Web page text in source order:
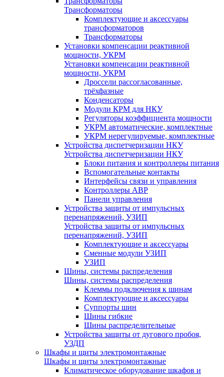
Трансформаторы
Комплектующие и аксессуары
трансформаторов
Трансформаторы
Установки компенсации реактивной
мощности, УКРМ
Установки компенсации реактивной
мощности, УКРМ
Дроссели рассогласованные,
трёхфазные
Конденсаторы
Модули КРМ для НКУ
Регуляторы коэффициента мощности
УКРМ автоматические, комплектные
УКРМ нерегулируемые, комплектные
Устройства диспетчеризации НКУ
Устройства диспетчеризации НКУ
Блоки питания и контроллеры питания
Вспомогательные контакты
Интерфейсы связи и управления
Контроллеры АВР
Панели управления
Устройства защиты от импульсных
перенапряжений, УЗИП
Устройства защиты от импульсных
перенапряжений, УЗИП
Комплектующие и аксессуары
Сменные модули УЗИП
УЗИП
Шины, системы распределения
Шины, системы распределения
Клеммы подключения к шинам
Комплектующие и аксессуары
Суппорты шин
Шины гибкие
Шины распределительные
Устройства защиты от дугового пробоя,
УЗДП
Шкафы и щиты электромонтажные
Шкафы и щиты электромонтажные
Климатическое оборудование шкафов и